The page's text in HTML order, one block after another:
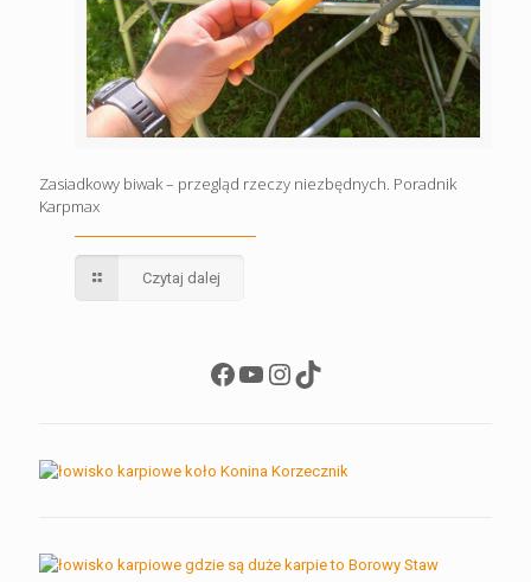
Zasiadkowy biwak – przegląd rzeczy niezbędnych. Poradnik
Karpmax
Czytaj dalej
Facebook
YouTube
Instagram
TikTok